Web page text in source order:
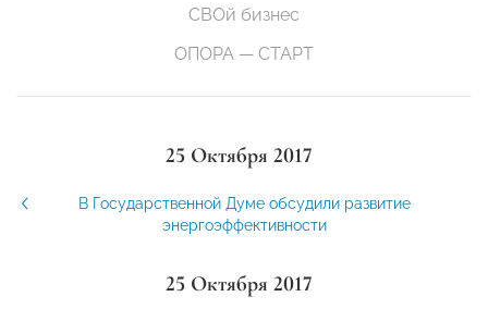
СВОй бизнес
ОПОРА — СТАРТ
25 Октября 2017
В Государственной Думе обсудили развитие
энергоэффективности
25 Октября 2017